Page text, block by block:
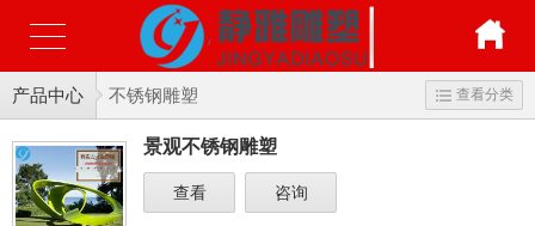
产品中心 不锈钢雕塑 查看分类
景观不锈钢雕塑
查看 咨询